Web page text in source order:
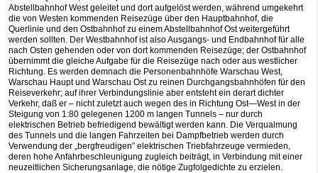
Abstellbahnhof West geleitet und dort aufgelöst werden, während umgekehrt
die von Westen kommenden Reisezüge über den Hauptbahnhof, die
Querlinie und den Ostbahnhof zu einem Abstellbahnhof Ost weitergeführt
werden sollten. Der Westbahnhof ist also Ausgangs- und Endbahnhof für alle
nach Osten gehenden oder von dort kommenden Reisezüge; der Ostbahnhof
übernimmt die gleiche Aufgabe für die Reisezüge nach oder aus westlicher
Richtung. Es werden demnach die Personenbahnhöfe Warschau West,
Warschau Haupt und Warschau Ost zu reinen Durchgangsbahnhöfen für den
Reiseverkehr; auf ihrer Verbindungslinie aber entsteht ein derart dichter
Verkehr, daß er – nicht zuletzt auch wegen des in Richtung Ost—West in der
Steigung von 1:80 gelegenen 1200 m langen Tunnels – nur durch
elektrischen Betrieb befriedigend bewältigt werden kann. Die Verqualmung
des Tunnels und die langen Fahrzeiten bei Dampfbetrieb werden durch
Verwendung der „bergfreudigen” elektrischen Triebfahrzeuge vermieden,
deren hohe Anfahrbeschleunigung zugleich beiträgt, in Verbindung mit einer
neuzeitlichen Sicherungsanlage, die nötige Zugfolgedichte zu erzielen.